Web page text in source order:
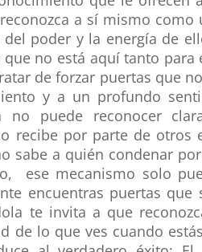
a sí mismo
del poder y la energía de
que no está aquí tanto
de forzar puertas que
y a un profundo
no puede reconocer
recibe por parte de otros
sabe a quién condenar
ese mecanismo solo
encuentras puertas
te invita a que
de lo que ves cuando